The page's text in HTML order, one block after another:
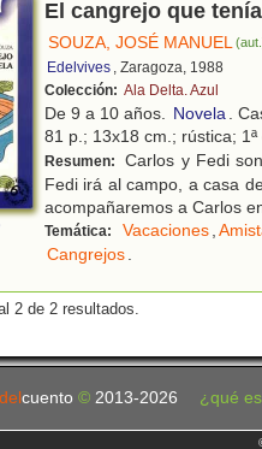
El cangrejo que
SOUZA, JOSÉ MANUEL
Edelvives , Zaragoza, 1988
Colección: Ala Delta. Azul
De 9 a 10 años. Novela.
81 p.; 13x18 cm.; rústica;
Resumen:
Carlos y Fedi
Fedi irá al campo, a casa
acompañaremos a Carlos
Temática: Vacaciones,
Cangrejos.
2 de 2 resultados.
cuento © 2013-2026 ¿qué